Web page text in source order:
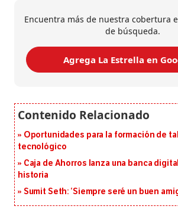
Encuentra más de nuestra cobertura
de búsqueda.
Agrega La Estrella en
Oportunidades para la formación de
tecnológico
Caja de Ahorros lanza una banca
historia
Sumit Seth: ‘Siempre seré un buen